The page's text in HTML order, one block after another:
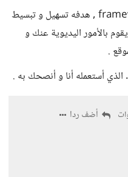
الآن هنالك ما يسمى بال framework , هدفه تسهيل و تبسيط
بالأمور اليديوية عنك و
.
أضف ردا